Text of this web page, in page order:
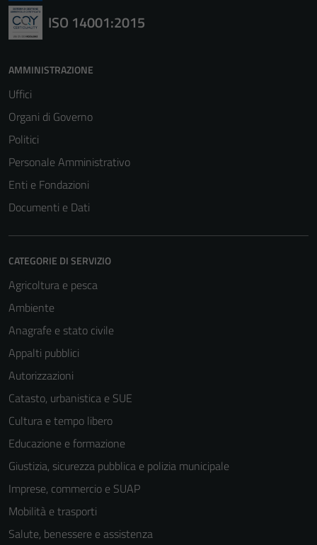
ISO 14001:2015
AMMINISTRAZIONE
Uffici
Organi di Governo
Politici
Personale Amministrativo
Enti e Fondazioni
Documenti e Dati
CATEGORIE DI SERVIZIO
Agricoltura e pesca
Ambiente
Anagrafe e stato civile
Appalti pubblici
Autorizzazioni
Catasto, urbanistica e SUE
Cultura e tempo libero
Educazione e formazione
Giustizia, sicurezza pubblica e polizia municipale
Imprese, commercio e SUAP
Mobilità e trasporti
Salute, benessere e assistenza